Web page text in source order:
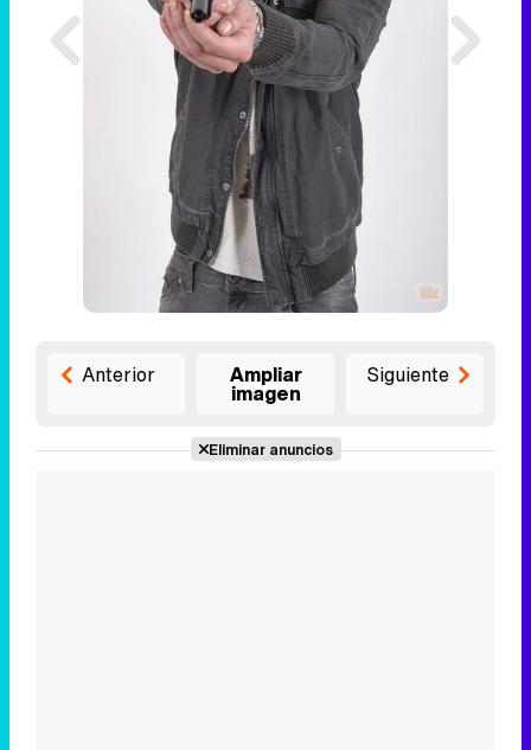
Anterior Ampliar
imagen
Siguiente
Eliminar anuncios